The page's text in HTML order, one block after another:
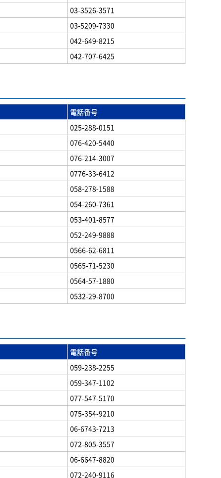
03-3526-3571
03-5209-7330
042-649-8215
042-707-6425
電話番号
025-288-0151
076-420-5440
076-214-3007
0776-33-6412
058-278-1588
054-260-7361
053-401-8577
052-249-9888
0566-62-6811
0565-71-5230
0564-57-1880
0532-29-8700
電話番号
059-238-2255
059-347-1102
077-547-5170
075-354-9210
06-6743-7213
072-805-3557
06-6647-8820
072-240-9116